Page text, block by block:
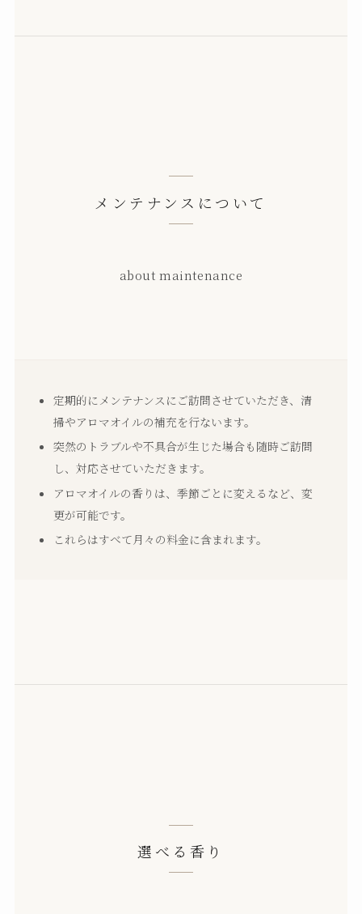
メンテナンスについて
about maintenance
定期的にメンテナンスにご訪問させていただき、清
掃やアロマオイルの補充を行ないます。
突然のトラブルや不具合が生じた場合も随時ご訪問
し、対応させていただきます。
アロマオイルの香りは、季節ごとに変えるなど、変
更が可能です。
これらはすべて月々の料金に含まれます。
選べる香り